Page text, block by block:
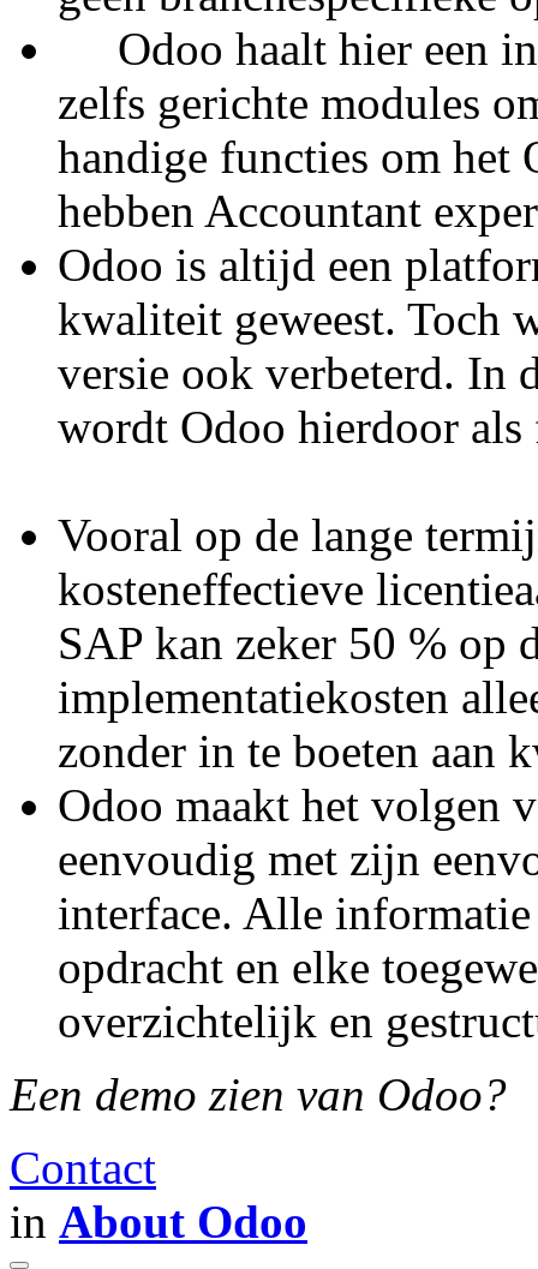
Odoo haalt hier een
zelfs gerichte modules
handige functies om het
hebben
Odoo is altijd een
kwaliteit geweest. Toch
versie ook verbeterd. In
wordt Odoo
Vooral op de lange
kosteneffectieve
SAP kan zeker 50 % op
implementatiekosten
zonder in te boeten
Odoo maakt het volgen
eenvoudig met zijn
interface. Alle
opdracht en elke
overzichtelijk en
Een demo zien van Odoo?
Contact
in About Odoo